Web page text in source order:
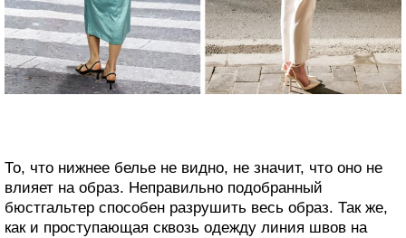
То, что нижнее белье не видно, не значит, что оно не
влияет на образ. Неправильно подобранный
бюстгальтер способен разрушить весь образ. Так же,
как и проступающая сквозь одежду линия швов на